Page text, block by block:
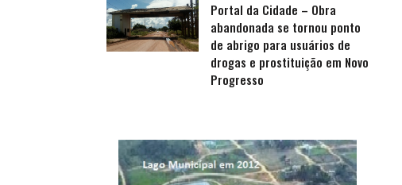
Portal da Cidade – Obra
abandonada se tornou ponto
de abrigo para usuários de
drogas e prostituição em Novo
Progresso